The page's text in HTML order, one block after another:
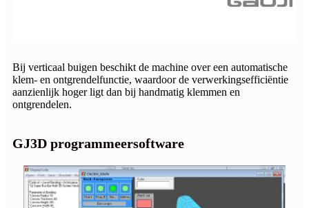
Bij verticaal buigen beschikt de machine over een automatische
klem- en ontgrendelfunctie, waardoor de verwerkingsefficiëntie
aanzienlijk hoger ligt dan bij handmatig klemmen en
ontgrendelen.
GJ3D programmeersoftware